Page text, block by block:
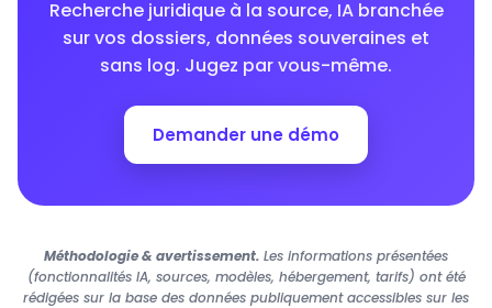
Recherche juridique à la source, IA branchée
sur vos dossiers, données souveraines et
sans log. Jugez par vous-même.
Demander une démo
Méthodologie & avertissement. Les informations présentées
(fonctionnalités IA, sources, modèles, hébergement, tarifs) ont été
rédigées sur la base des données publiquement accessibles sur les